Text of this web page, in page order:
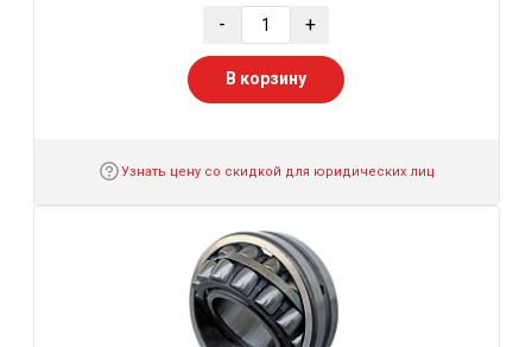
- +
В корзину
Узнать цену со скидкой для юридических лиц